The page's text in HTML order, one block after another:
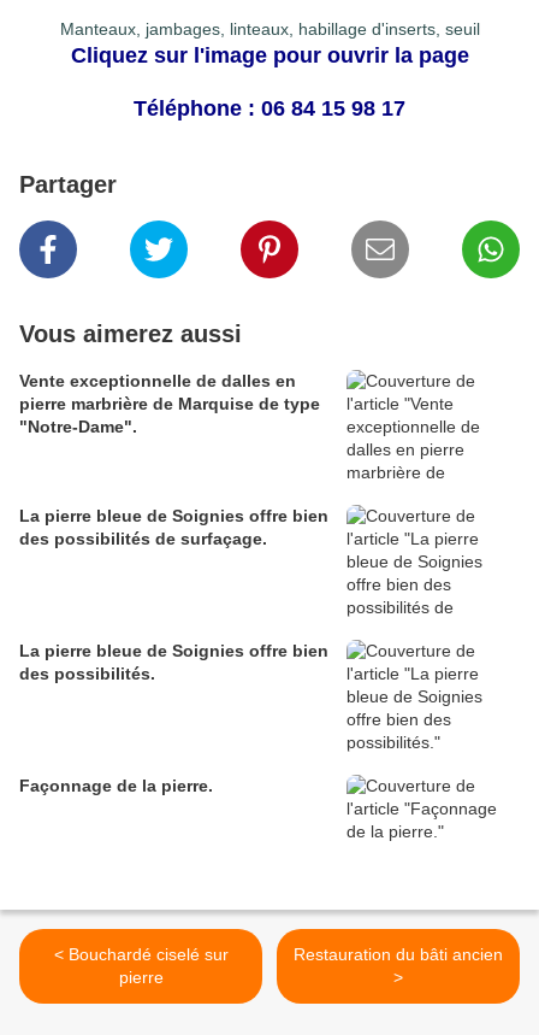
Manteaux, jambages, linteaux, habillage d'inserts, seuil
Cliquez sur l'image pour ouvrir la page
Téléphone : 06 84 15 98 17
Partager
Vous aimerez aussi
Vente exceptionnelle de dalles en
pierre marbrière de Marquise de type
"Notre-Dame".
La pierre bleue de Soignies offre bien
des possibilités de surfaçage.
La pierre bleue de Soignies offre bien
des possibilités.
Façonnage de la pierre.
< Bouchardé ciselé sur
pierre
Restauration du bâti ancien
>